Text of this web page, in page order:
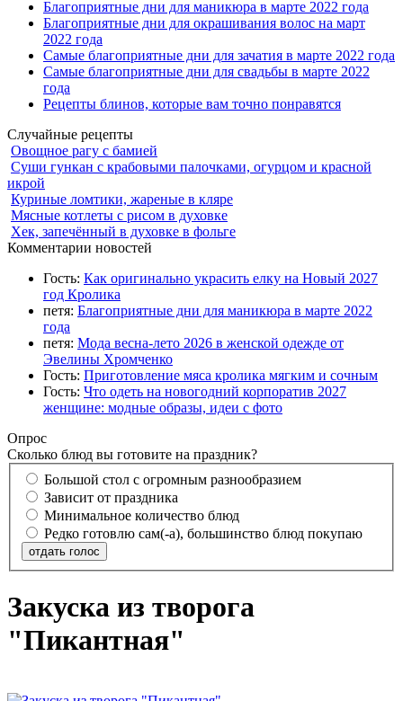
Благоприятные дни для маникюра в марте 2022 года
Благоприятные дни для окрашивания волос на март
2022 года
Самые благоприятные дни для зачатия в марте 2022 года
Самые благоприятные дни для свадьбы в марте 2022
года
Рецепты блинов, которые вам точно понравятся
Случайные рецепты
Овощное рагу с бамией
Суши гункан с крабовыми палочками, огурцом и красной
икрой
Куриные ломтики, жареные в кляре
Мясные котлеты с рисом в духовке
Хек, запечённый в духовке в фольге
Комментарии новостей
Гость: Как оригинально украсить елку на Новый 2027
год Кролика
петя: Благоприятные дни для маникюра в марте 2022
года
петя: Мода весна-лето 2026 в женской одежде от
Эвелины Хромченко
Гость: Приготовление мяса кролика мягким и сочным
Гость: Что одеть на новогодний корпоратив 2027
женщине: модные образы, идеи с фото
Опрос
Сколько блюд вы готовите на праздник?
Большой стол с огромным разнообразием
Зависит от праздника
Минимальное количество блюд
Редко готовлю сам(-а), большинство блюд покупаю
отдать голос
Закуска из творога
"Пикантная"